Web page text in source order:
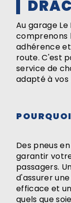
DRAC
Au garage Le
comprenons
adhérence
route. C'est
service de
adapté à vos
Des pneus
garantir
passagers.
d'assurer
efficace et
quels que